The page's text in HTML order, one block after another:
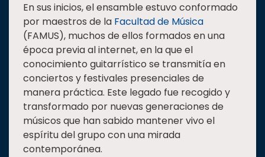
En sus inicios, el ensamble estuvo conformado
por maestros de la Facultad de Música
(FAMUS), muchos de ellos formados en una
época previa al internet, en la que el
conocimiento guitarrístico se transmitía en
conciertos y festivales presenciales de
manera práctica. Este legado fue recogido y
transformado por nuevas generaciones de
músicos que han sabido mantener vivo el
espíritu del grupo con una mirada
contemporánea.